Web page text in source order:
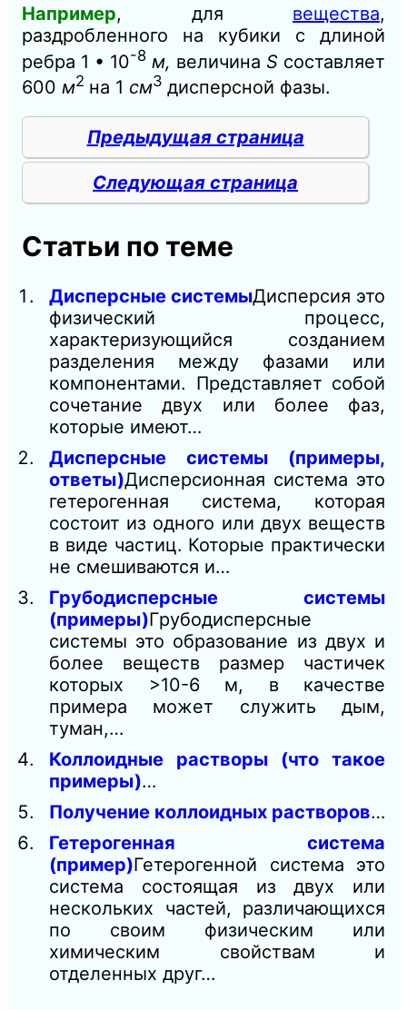
Например, для вещества,
раздробленного на кубики с длиной
ребра 1 • 10-8 м, величина S составляет
600 м2 на 1 см3 дисперсной фазы.
Предыдущая страница
Следующая страница
Статьи по теме
Дисперсные системыДисперсия это
физический процесс,
характеризующийся созданием
разделения между фазами или
компонентами. Представляет собой
сочетание двух или более фаз,
которые имеют…
Дисперсные системы (примеры,
ответы)Дисперсионная система это
гетерогенная система, которая
состоит из одного или двух веществ
в виде частиц. Которые практически
не смешиваются и…
Грубодисперсные системы
(примеры)Грубодисперсные
системы это образование из двух и
более веществ размер частичек
которых >10-6 м, в качестве
примера может служить дым,
туман,…
Коллоидные растворы (что такое
примеры)…
Получение коллоидных растворов…
Гетерогенная система
(пример)Гетерогенной система это
система состоящая из двух или
нескольких частей, различающихся
по своим физическим или
химическим свойствам и
отделенных друг…